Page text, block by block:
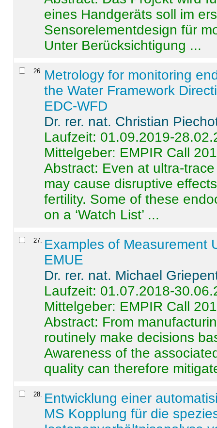
eines Handgeräts soll im
Sensorelementdesign für
Unter Berücksichtigung ...
26. Metrology for monitoring
the Water Framework
EDC-WFD
Dr. rer. nat. Christian
Laufzeit: 01.09.2019-
Mittelgeber: EMPIR Call
Abstract: Even at ultra-
may cause disruptive
fertility. Some of these
on a ‘Watch List’ ...
27. Examples of Measurement
EMUE
Dr. rer. nat. Michael
Laufzeit: 01.07.2018-
Mittelgeber: EMPIR Call
Abstract: From
routinely make decisions
Awareness of the
quality can therefore
28. Entwicklung einer
MS Kopplung für die